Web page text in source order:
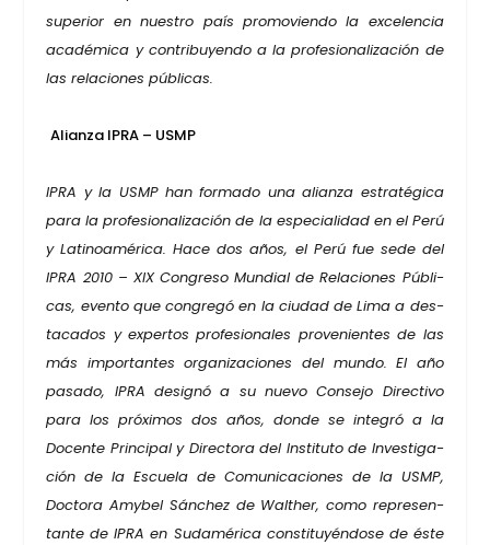
supe­rior en nues­tro país pro­mo­vien­do la exce­len­cia
aca­dé­mi­ca y con­tri­bu­yen­do a la pro­fe­sio­na­li­za­ción de
las rela­cio­nes públi­cas.
Alian­za IPRA – USMP
IPRA y la USMP han for­ma­do una alian­za estra­té­gi­ca
para la pro­fe­sio­na­li­za­ción de la espe­cia­li­dad en el Perú
y Lati­noa­mé­ri­ca. Hace dos años, el Perú fue sede del
IPRA 2010 – XIX Con­gre­so Mun­dial de Rela­cio­nes Públi­
cas, even­to que con­gre­gó en la ciu­dad de Lima a des­
ta­ca­dos y exper­tos pro­fe­sio­na­les pro­ve­nien­tes de las
más impor­tan­tes orga­ni­za­cio­nes del mun­do. El año
pasa­do, IPRA desig­nó a su nue­vo Con­se­jo Direc­ti­vo
para los pró­xi­mos dos años, don­de se inte­gró a la
Docen­te Prin­ci­pal y Direc­to­ra del Ins­ti­tu­to de Inves­ti­ga­
ción de la Escue­la de Comu­ni­ca­cio­nes de la USMP,
Doc­to­ra Amy­bel Sán­chez de Walther, como repre­sen­
tan­te de IPRA en Suda­mé­ri­ca cons­ti­tu­yén­do­se de éste